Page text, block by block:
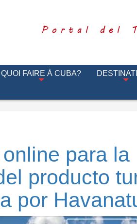
Portal del
QUOI FAIRE À CUBA?
para la
producto
por